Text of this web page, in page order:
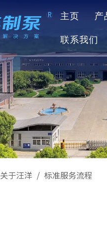
主页
产
联系我们
关于汪洋 / 标准服务流程